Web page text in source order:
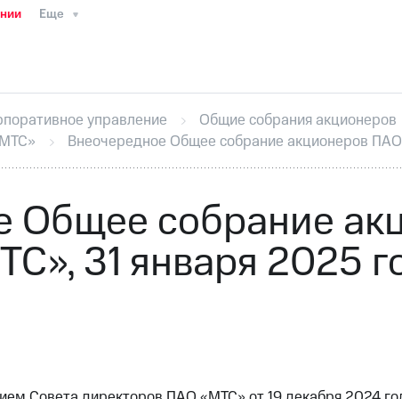
Еще
ИнтервьюФинансовая отчетность
секретарьРаскрытие информации
кабинет акционераАкционерный капитал
выкупа акцийДивидендыРынок облигаций
управление
Общие собрания акционеров
Внеочередное Общее собрание акционеров
Общее собрание
31 января 2025